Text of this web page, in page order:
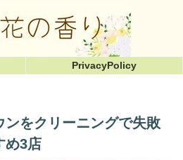
PrivacyPolicy
ンをクリーニングで失敗
め3店